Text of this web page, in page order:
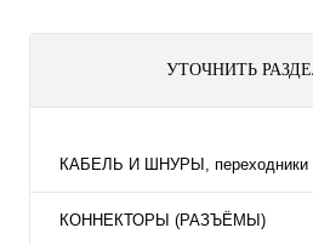
УТОЧНИТЬ
КАБЕЛЬ И ШНУРЫ, переходники
КОННЕКТОРЫ (РАЗЪЁМЫ)